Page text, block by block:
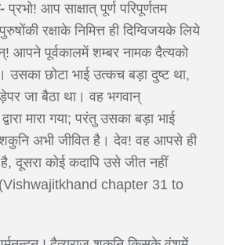
प्रभो! आप साक्षात् पूर्ण परिपूर्णतम
रक्षाके निमित्त ही दिग्विजयके लिये
आपने पूर्वकालमें शम्बर नामक दैत्यको
उसका छोटा भाई उत्कच बड़ा दुष्ट था,
जा बैठा था। वह भगवान्
मारा गया; परंतु उसका बड़ा भाई
शकुनि अभी जीवित है। देव! वह आपसे ही
है, दूसरा कोई कदापि उसे जीत नहीं
chapter 31 to